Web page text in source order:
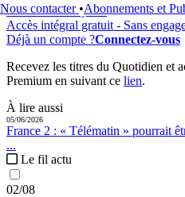
Nous contacter •Abonnements et
Offre d'essai 8 jours
Accès intégral gratuit - Sans
Déjà un compte ?Connectez-vous
Recevez les titres du Quotidien et
Premium en suivant ce lien.
À lire aussi
05/06/2026
France 2 : « Télématin » pourrait
...
Le fil actu
02/08